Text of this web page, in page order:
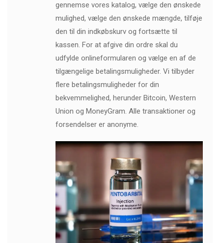
gennemse vores katalog, vælge den ønskede
mulighed, vælge den ønskede mængde, tilføje
den til din indkøbskurv og fortsætte til
kassen. For at afgive din ordre skal du
udfylde onlineformularen og vælge en af ​​de
tilgængelige betalingsmuligheder. Vi tilbyder
flere betalingsmuligheder for din
bekvemmelighed, herunder Bitcoin, Western
Union og MoneyGram. Alle transaktioner og
forsendelser er anonyme.